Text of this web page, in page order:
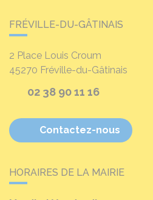
FRÉVILLE-DU-GÂTINAIS
2 Place Louis Croum
45270 Fréville-du-Gâtinais
02 38 90 11 16
Contactez-nous
HORAIRES DE LA MAIRIE